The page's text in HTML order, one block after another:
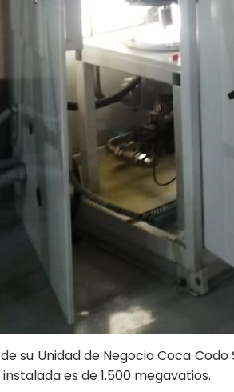
su Unidad de Negocio Coca
es de 1.500 megavatios.